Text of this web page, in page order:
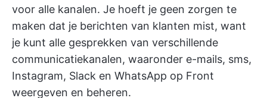
voor alle kanalen. Je hoeft je geen zorgen te
maken dat je berichten van klanten mist, want
je kunt alle gesprekken van verschillende
communicatiekanalen, waaronder e-mails, sms,
Instagram, Slack en WhatsApp op Front
weergeven en beheren.